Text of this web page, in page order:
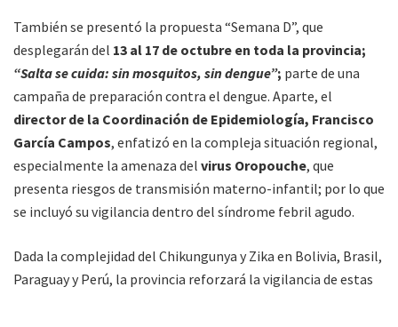
También se presentó la propuesta “Semana D”, que
desplegarán del 13 al 17 de octubre en toda la provincia;
“Salta se cuida: sin mosquitos, sin dengue”; parte de una
campaña de preparación contra el dengue. Aparte, el
director de la Coordinación de Epidemiología, Francisco
García Campos, enfatizó en la compleja situación regional,
especialmente la amenaza del virus Oropouche, que
presenta riesgos de transmisión materno-infantil; por lo que
se incluyó su vigilancia dentro del síndrome febril agudo.
Dada la complejidad del Chikungunya y Zika en Bolivia, Brasil,
Paraguay y Perú, la provincia reforzará la vigilancia de estas